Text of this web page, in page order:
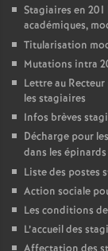
Stagiaires en
académiques,
Titularisation
Mutations intra
Lettre au
les stagiaires
Infos brèves
Décharge pour
dans les épinards
Liste des postes
Action sociale
Les conditions
L’accueil des